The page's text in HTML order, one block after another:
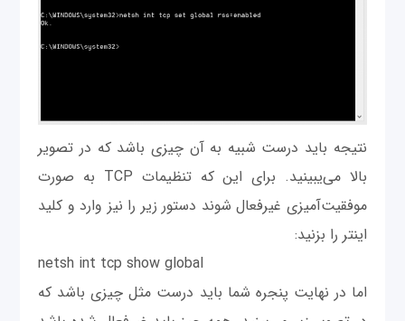
نتیجه باید درست شبیه به آن چیزی باشد که در تصویر
بالا می‌یبینید. برای این که تنظیمات TCP به صورت
موفقیت‌آمیزی غیرفعال شوند دستور زیر را نیز وارد و کلید
اینتر را بزنید:
netsh int tcp show global
اما در نهایت پنجره شما باید درست مثل چیزی باشد که